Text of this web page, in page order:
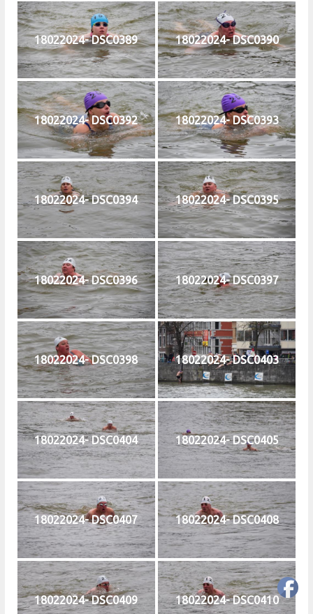
18022024- DSC0389 18022024- DSC0390
18022024- DSC0392 18022024- DSC0393
18022024- DSC0394 18022024- DSC0395
18022024- DSC0396 18022024- DSC0397
18022024- DSC0398 18022024- DSC0403
18022024- DSC0404 18022024- DSC0405
18022024- DSC0407 18022024- DSC0408
18022024- DSC0409 18022024- DSC0410